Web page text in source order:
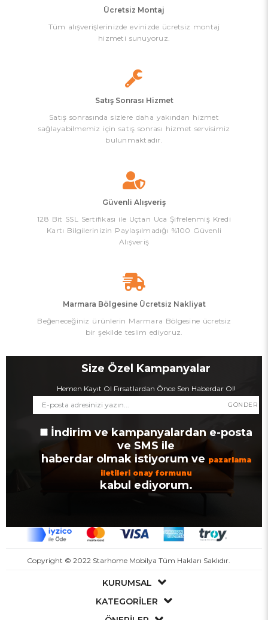
Ücretsiz Montaj
Satış Sonrası Hizmet
sağlayabilmemiz için satış sonrası hizmet servisimiz
bulunmaktadır.
Güvenli Alışveriş
128 Bit SSL Sertifikası ile Uçtan Uca Şifrelenmiş Kredi
Kartı Bilgilerinizin Paylaşılmadığı %100 Güvenli
Alışveriş
Marmara Bölgesine Ücretsiz Nakliyat
Beğeneceğiniz ürünlerin Marmara Bölgesine ücretsiz
Size Özel Kampanyalar
Hemen Kayıt Ol Fırsatlardan Önce Sen Haberdar Ol!
GÖNDER
İndirim ve kampanyalardan e-posta
ve SMS ile
haberdar olmak istiyorum ve
pazarlama
iletileri onay formunu
kabul ediyorum.
Copyright © 2022 Starhome Mobilya Tüm Hakları Saklıdır.
KURUMSAL
KATEGORİLER
ÖNERİLER